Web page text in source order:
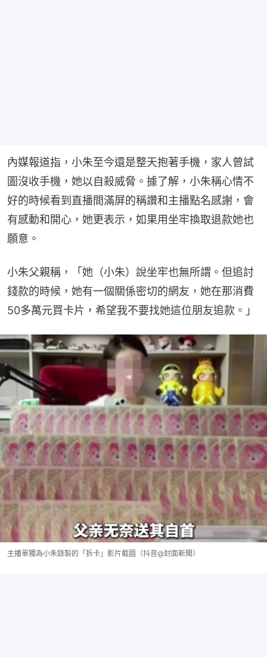
內媒報道指，小朱至今還是整天抱著手機，家人曾試
圖沒收手機，她以自殺威脅。據了解，小朱稱心情不
好的時候看到直播間滿屏的稱讚和主播點名感謝，會
有感動和開心，她更表示，如果用坐牢換取退款她也
願意。
小朱父親稱，「她（小朱）說坐牢也無所謂。但追討
錢款的時候，她有一個關係密切的網友，她在那消費
50多萬元買卡片，希望我不要找她這位朋友追款。」
主播單獨為小朱錄製的「拆卡」影片截圖（抖音@封面新聞）